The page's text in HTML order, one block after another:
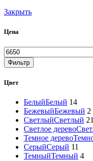
Закрыть
Цена
Минимальная
цена
Фильтр
Цвет
БелыйБелый 14
БежевыйБежевый 2
СветлыйСветлый 21
Светлое дерево
Темное дерево
СерыйСерый 11
ТемныйТемный 4